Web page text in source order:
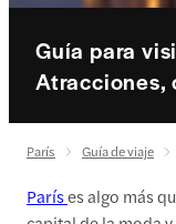
Guía para
Atracciones,
París Guía de viaje
Paríses algo más